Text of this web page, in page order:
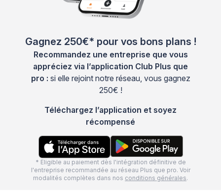
Gagnez 250€* pour vos bons plans !
Recommandez une entreprise que vous
appréciez via l’application Club Plus que
pro : si elle rejoint notre réseau, vous gagnez
250€ !
Téléchargez l’application et soyez
récompensé
* Eligible au paiement dès l'intégration définitive de
l'entreprise recommandée au réseau Plus que pro. Voir
modalités complètes dans nos conditions générales.